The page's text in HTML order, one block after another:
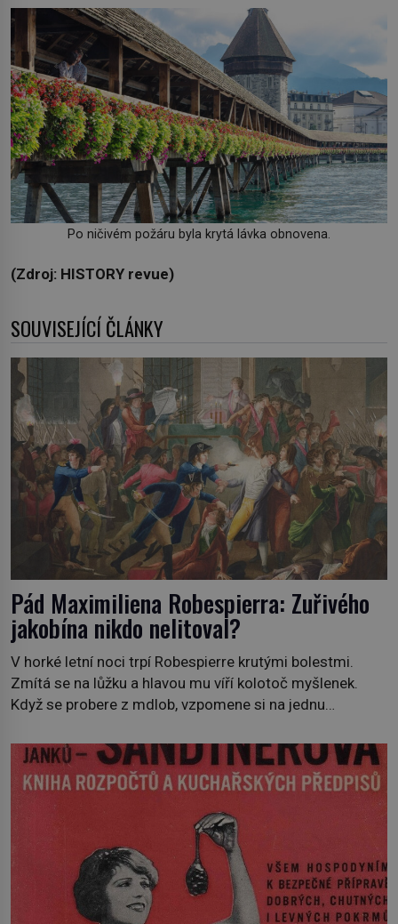
Po ničivém požáru byla krytá lávka obnovena.
(Zdroj: HISTORY revue)
SOUVISEJÍCÍ ČLÁNKY
Pád Maximiliena Robespierra: Zuřivého
jakobína nikdo nelitoval?
V horké letní noci trpí Robespierre krutými bolestmi.
Zmítá se na lůžku a hlavou mu víří kolotoč myšlenek.
Když se probere z mdlob, vzpomene si na jednu
Prorokovala mu tragický osud. Tehdy se jí vysmál.
„Robespierre to dotáhne hodně daleko,“ prohlásil o něm
jiný významný francouzský revolucionář, Honoré de